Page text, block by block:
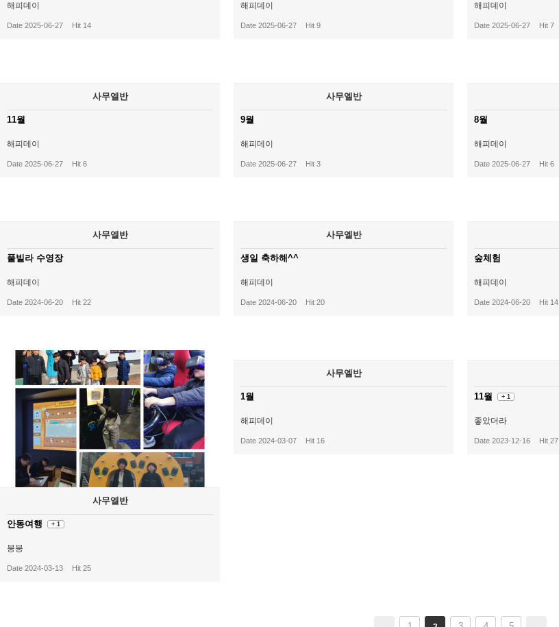
해피데이
Date 2025-06-27 Hit 14
해피데이
Date 2025-06-27 Hit 9
해피데이
Date 2025-06-27 Hit 7
사무엘반
11월
해피데이
Date 2025-06-27 Hit 6
사무엘반
9월
해피데이
Date 2025-06-27 Hit 3
8월
해피데이
Date 2025-06-27 Hit 6
사무엘반
풀빌라 수영장
해피데이
Date 2024-06-20 Hit 22
사무엘반
생일 축하해^^
해피데이
Date 2024-06-20 Hit 20
숲체험
해피데이
Date 2024-06-20 Hit 14
사무엘반
안동여행 + 1
붕붕
Date 2024-03-13 Hit 25
사무엘반
1월
해피데이
Date 2024-03-07 Hit 16
11월 + 1
좋았더라
Date 2023-12-16 Hit 27